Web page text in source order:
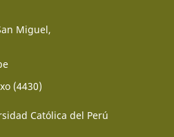
Miguel,
(4430)
Católica del Perú